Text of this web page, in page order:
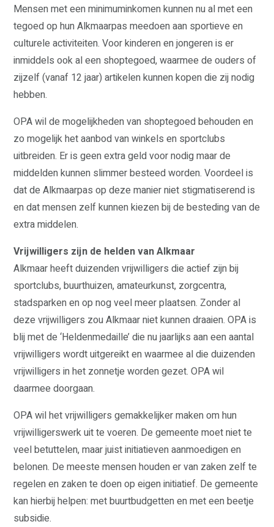
Mensen met een minimuminkomen kunnen nu al met een
tegoed op hun Alkmaarpas meedoen aan sportieve en
culturele activiteiten. Voor kinderen en jongeren is er
inmiddels ook al een shoptegoed, waarmee de ouders of
zijzelf (vanaf 12 jaar) artikelen kunnen kopen die zij nodig
hebben.
OPA wil de mogelijkheden van shoptegoed behouden en
zo mogelijk het aanbod van winkels en sportclubs
uitbreiden. Er is geen extra geld voor nodig maar de
middelden kunnen slimmer besteed worden. Voordeel is
dat de Alkmaarpas op deze manier niet stigmatiserend is
en dat mensen zelf kunnen kiezen bij de besteding van de
extra middelen.
Vrijwilligers zijn de helden van Alkmaar
Alkmaar heeft duizenden vrijwilligers die actief zijn bij
sportclubs, buurthuizen, amateurkunst, zorgcentra,
stadsparken en op nog veel meer plaatsen. Zonder al
deze vrijwilligers zou Alkmaar niet kunnen draaien. OPA is
blij met de ‘Heldenmedaille’ die nu jaarlijks aan een aantal
vrijwilligers wordt uitgereikt en waarmee al die duizenden
vrijwilligers in het zonnetje worden gezet. OPA wil
daarmee doorgaan.
OPA wil het vrijwilligers gemakkelijker maken om hun
vrijwilligerswerk uit te voeren. De gemeente moet niet te
veel betuttelen, maar juist initiatieven aanmoedigen en
belonen. De meeste mensen houden er van zaken zelf te
regelen en zaken te doen op eigen initiatief. De gemeente
kan hierbij helpen: met buurtbudgetten en met een beetje
subsidie.